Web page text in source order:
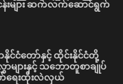
များ ဆက်လက်ဆောင်ရွက်
နိုင်ငံတော်နှင့် ထိုင်းနိုင်ငံတို့
ာများနှင့် သဘောတူစာချုပ်
တ်ရေးထိုးလဲလှယ်